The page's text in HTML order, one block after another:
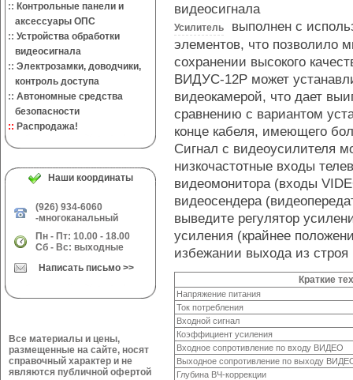
:: Контрольные панели и
аксессуары ОПС
:: Устройства обработки
видеосигнала
:: Электрозамки, доводчики,
контроль доступа
:: Автономные средства
безопасности
:: Распродажа!
Наши координаты
(926) 934-6060
-многоканальный
Пн - Пт: 10.00 - 18.00
Сб - Вс: выходные
Написать письмо >>
Все материалы и цены,
размещенные на сайте, носят
справочный характер и не
являются публичной офертой
видеосигнала
Усилитель
выполнен с
элементов, что позволило
сохранении высокого
ВИДУС-12Р может
видеокамерой, что дает
сравнению с вариантом
конце кабеля, имеющего
Сигнал с видеоусилителя
низкочастотные входы
видеомонитора (входы
видеосендера
выведите регулятор
усиления (крайнее
избежании выхода из
Краткие
Напряжение питания
Ток потребления
Входной сигнал
Коэффициент усиления
Входное сопротивление по входу ВИДЕО
Выходное сопротивление по выходу
Глубина ВЧ-коррекции